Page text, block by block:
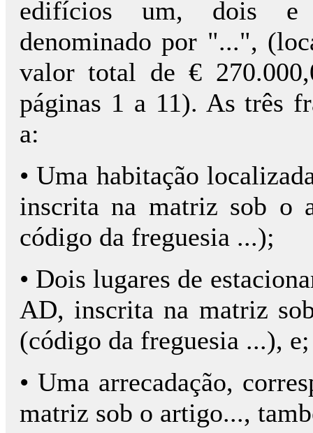
edifícios um, dois e
denominado por "...",
valor total de €
páginas 1 a 11). As três
a:
• Uma habitação
inscrita na matriz sob
código da freguesia ...);
• Dois lugares de
AD, inscrita na matriz
(código da freguesia ...), e;
• Uma arrecadação,
matriz sob o artigo...,